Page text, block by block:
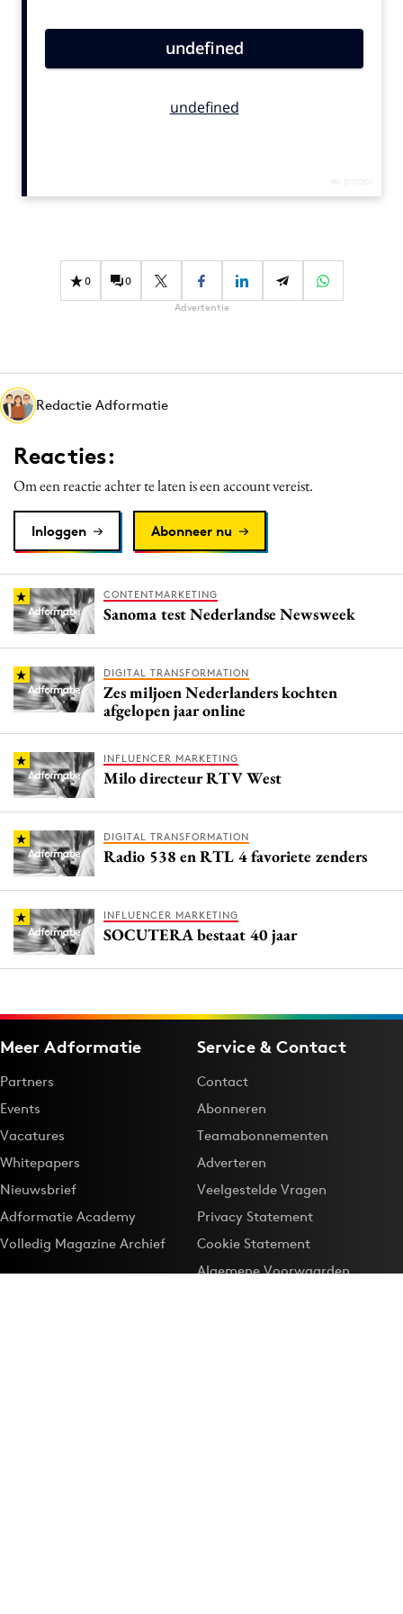
Carriere
Diversiteit
Interne communicatie
Martech
Media
Merkstrategie
PR
Purpose Marketing
Reputatie & crisis
0 0
Advertentie
Redactie Adformatie
Reacties:
Om een reactie achter te laten is een account vereist.
Inloggen Abonneer nu
CONTENTMARKETING
Sanoma test Nederlandse Newsweek
DIGITAL TRANSFORMATION
Zes miljoen Nederlanders kochten
afgelopen jaar online
INFLUENCER MARKETING
Milo directeur RTV West
DIGITAL TRANSFORMATION
Radio 538 en RTL 4 favoriete zenders
INFLUENCER MARKETING
SOCUTERA bestaat 40 jaar
Meer Adformatie
Partners
Events
Vacatures
Whitepapers
Nieuwsbrief
Adformatie Academy
Volledig Magazine Archief
Service & Contact
Contact
Abonneren
Teamabonnementen
Adverteren
Veelgestelde Vragen
Privacy Statement
Cookie Statement
Algemene Voorwaarden